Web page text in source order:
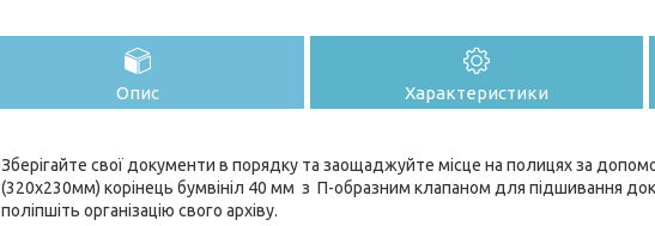
Опис Характеристики
Зберігайте свої документи в порядку та заощаджуйте місце на полицях за
(320x230мм) корінець бумвініл 40 мм з П-образним клапаном для підшивання
поліпшіть організацію свого архіву.